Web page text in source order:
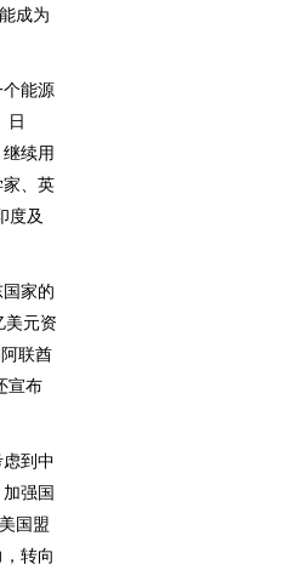
成为
能源
日
续用
、英
度及
家的
美元资
联酋
宣布
到中
强国
国盟
转向